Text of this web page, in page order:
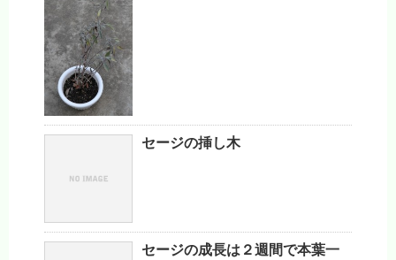
セージの挿し木
セージの成長は２週間で本葉一